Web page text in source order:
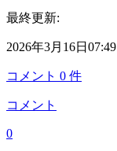
最終更新:
2026年3月16日07:49
コメント 0 件
コメント
0